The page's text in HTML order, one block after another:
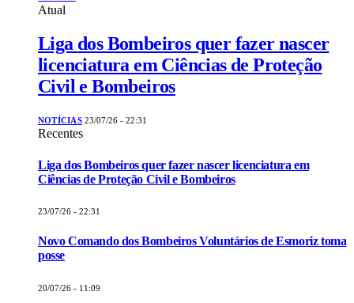
Atual
Liga dos Bombeiros quer fazer nascer
licenciatura em Ciências de Proteção
Civil e Bombeiros
NOTÍCIAS 23/07/26 - 22:31
Recentes
Liga dos Bombeiros quer fazer nascer licenciatura em
Ciências de Proteção Civil e Bombeiros
23/07/26 - 22:31
Novo Comando dos Bombeiros Voluntários de Esmoriz toma
posse
20/07/26 - 11:09